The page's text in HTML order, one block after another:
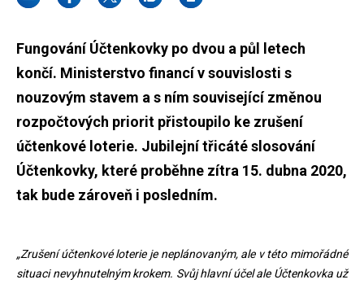
Fungování Účtenkovky po dvou a půl letech
končí. Ministerstvo financí v souvislosti s
nouzovým stavem a s ním související změnou
rozpočtových priorit přistoupilo ke zrušení
účtenkové loterie. Jubilejní třicáté slosování
Účtenkovky, které proběhne zítra 15. dubna 2020,
tak bude zároveň i posledním.
„Zrušení účtenkové loterie je neplánovaným, ale v této mimořádné
situaci nevyhnutelným krokem. Svůj hlavní účel ale Účtenkovka už